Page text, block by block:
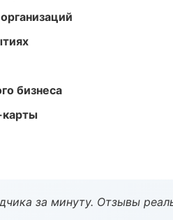
бизнеса
за минуту. Отзывы